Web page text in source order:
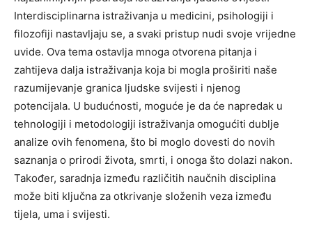
Interdisciplinarna istraživanja u medicini, psihologiji i
filozofiji nastavljaju se, a svaki pristup nudi svoje vrijedne
uvide. Ova tema ostavlja mnoga otvorena pitanja i
zahtijeva dalja istraživanja koja bi mogla proširiti naše
razumijevanje granica ljudske svijesti i njenog
potencijala. U budućnosti, moguće je da će napredak u
tehnologiji i metodologiji istraživanja omogućiti dublje
analize ovih fenomena, što bi moglo dovesti do novih
saznanja o prirodi života, smrti, i onoga što dolazi nakon.
Također, saradnja između različitih naučnih disciplina
može biti ključna za otkrivanje složenih veza između
tijela, uma i svijesti.